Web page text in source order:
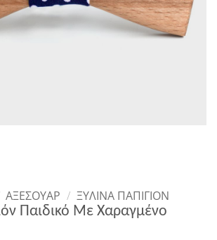
ΑΞΕΣΟΥΑΡ / ΞΎΛΙΝΑ ΠΑΠΙΓΙΌΝ
Παιδικό Με Χαραγμένο